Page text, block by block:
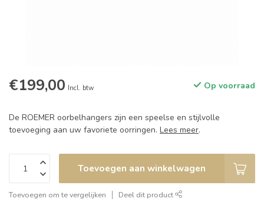
€199,00 Incl. btw Op voorraad
De ROEMER oorbelhangers zijn een speelse en stijlvolle
toevoeging aan uw favoriete oorringen. Lees meer.
Toevoegen aan winkelwagen
Toevoegen om te vergelijken Deel dit product